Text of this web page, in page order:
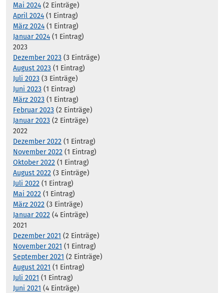
Mai 2024 (2 Einträge)
April 2024 (1 Eintrag)
März 2024 (1 Eintrag)
Januar 2024 (1 Eintrag)
2023
Dezember 2023 (3 Einträge)
August 2023 (1 Eintrag)
Juli 2023 (3 Einträge)
Juni 2023 (1 Eintrag)
März 2023 (1 Eintrag)
Februar 2023 (2 Einträge)
Januar 2023 (2 Einträge)
2022
Dezember 2022 (1 Eintrag)
November 2022 (1 Eintrag)
Oktober 2022 (1 Eintrag)
August 2022 (3 Einträge)
Juli 2022 (1 Eintrag)
Mai 2022 (1 Eintrag)
März 2022 (3 Einträge)
Januar 2022 (4 Einträge)
2021
Dezember 2021 (2 Einträge)
November 2021 (1 Eintrag)
September 2021 (2 Einträge)
August 2021 (1 Eintrag)
Juli 2021 (1 Eintrag)
Juni 2021 (4 Einträge)